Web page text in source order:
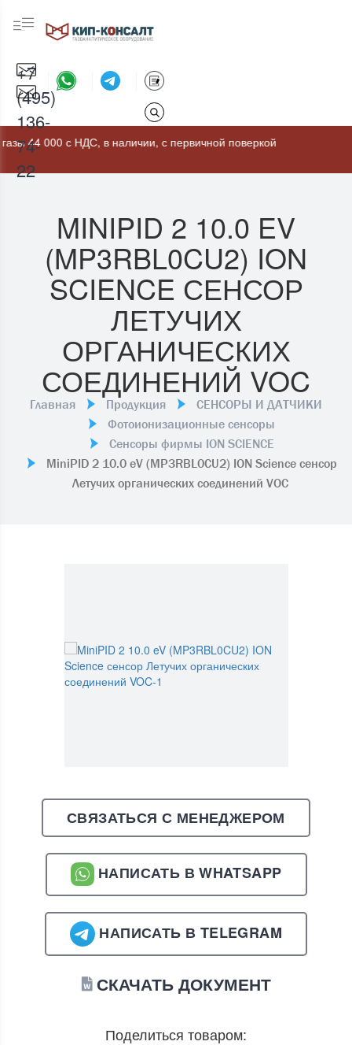
+7
(495)
136-
74-
22
с НДС, в наличии, с первичной поверкой
MINIPID 2 10.0 EV
(MP3RBL0CU2) ION
SCIENCE СЕНСОР
ЛЕТУЧИХ
ОРГАНИЧЕСКИХ
СОЕДИНЕНИЙ VOC
Главная Продукция
СЕНСОРЫ И ДАТЧИКИ
Фотоионизационные сенсоры
Сенсоры фирмы ION SCIENCE
MiniPID 2 10.0 eV (MP3RBL0CU2) ION Science сенсор
Летучих органических соединений VOC
СВЯЗАТЬСЯ С МЕНЕДЖЕРОМ
НАПИСАТЬ В WHATSAPP
НАПИСАТЬ В TELEGRAM
СКАЧАТЬ ДОКУМЕНТ
Поделиться товаром: